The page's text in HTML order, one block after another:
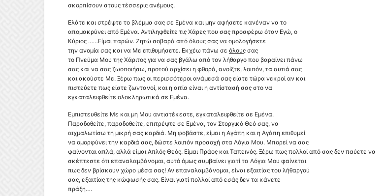
σκορπίσουν στους τέσσερις ανέμους.
Ελάτε και στρέψτε το βλέμμα σας σε Εμένα και μην αφήσετε κανέναν να το
απομακρύνει από Εμένα. Αντιληφθείτε τις Χάρες που σας προσφέρω όταν Εγώ, ο
Κύριος ……Είμαι παρών. Ζητώ σοβαρά από όλους σας να ομολογήσετε
την ανομία σας και να Με επιθυμήσετε. Εκχέω πάνω σε όλους σας
το Πνεύμα Μου της Χάριτος για να σας βγάλω από τον λήθαργο που βαραίνει πάνω
σας και να σας ζωοποιήσω, προτού αρχίσει η φθορά, ανοίξτε, λοιπόν, τα αυτιά σας
και ακούστε Με. Ξέρω πως οι περισσότεροι ανάμεσά σας είστε τώρα νεκροί αν και
πιστεύετε πως είστε ζωντανοί, και η αιτία είναι η αντίστασή σας στο να
εγκαταλειφθείτε ολοκληρωτικά σε Εμένα.
Εμπιστευθείτε Με και μη Μου αντιστέκεστε, εγκαταλειφθείτε σε Εμένα.
Παραδοθείτε, παραδοθείτε, επιτρέψτε σε Εμένα, τον Στοργικό Θεό σας, να
αιχμαλωτίσω τη μικρή σας καρδιά. Μη φοβάστε, είμαι η Αγάπη και η Αγάπη επιθυμεί
να ομορφύνει την καρδιά σας, δώστε λοιπόν προσοχή στα Λόγια Μου. Μπορεί να σας
φαίνονται απλά, αλλά είμαι Απλός Θεός. Είμαι Πράος και Ταπεινός. Ξέρω πως πολλοί από σας δεν παύετε να
σκέπτεστε ότι επαναλαμβάνομαι, αυτό όμως συμβαίνει γιατί τα Λόγια Μου φαίνεται
πως δεν βρίσκουν χώρο μέσα σας! Αν επαναλαμβάνομαι, είναι εξαιτίας του λήθαργού
σας, εξαιτίας της κώφωσής σας. Είναι γιατί πολλοί από εσάς δεν τα κάνετε
πράξη….